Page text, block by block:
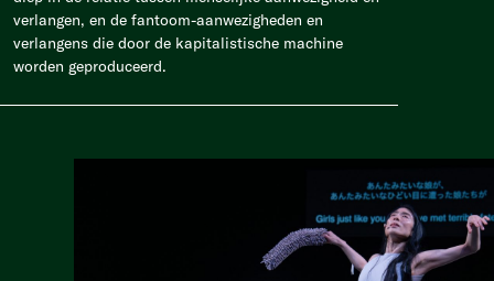
verlangen, en de fantoom-aanwezigheden en
verlangens die door de kapitalistische machine
worden geproduceerd.